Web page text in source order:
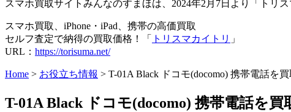
スマホ買取サイトみんなのすまほは、2024年2月7日より「トリ
スマホ買取、iPhone・iPad、携帯の高価買取
セルフ査定で納得の買取価格！「
トリスマカイトリ 」
URL： https://torisuma.net/
Home > お役立ち情報 > T-01A Black ドコモ(docomo) 携帯電話を
T-01A Black ドコモ(docomo) 携帯電話を買